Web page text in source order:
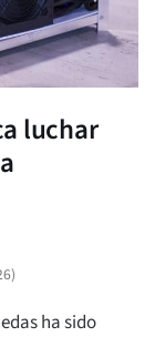
luchar
)
ha sido